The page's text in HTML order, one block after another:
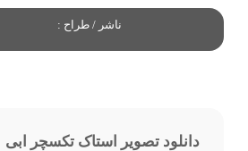
ناشر / طراح :
دانلود تصویر استاک تکسچر ابی